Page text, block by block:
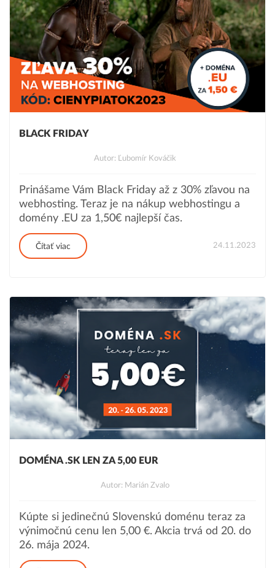
BLACK FRIDAY
Autor: Ľubomír Kováčik
Prinášame Vám Black Friday až z 30% zľavou na
webhosting. Teraz je na nákup webhostingu a
domény .EU za 1,50€ najlepší čas.
Čítať viac 24.11.2023
DOMÉNA .SK LEN ZA 5,00 EUR
Autor: Marián Zvalo
Kúpte si jedinečnú Slovenskú doménu teraz za
výnimočnú cenu len 5,00 €. Akcia trvá od 20. do
26. mája 2024.